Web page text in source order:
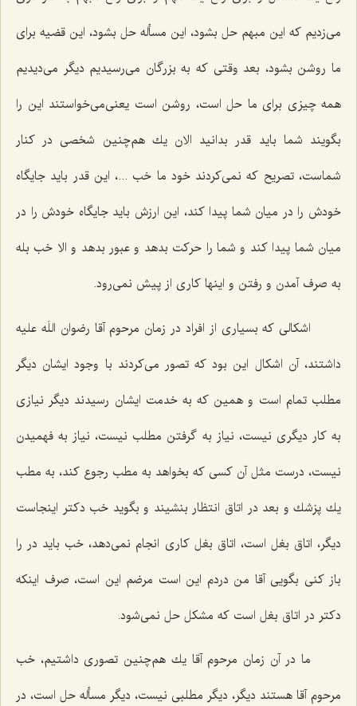
می‌زدیم كه این مبهم حل بشود، این مسأله حل بشود، این قضیه برای
ما روشن بشود، بعد وقتی كه به بزرگان می‌رسیدیم دیگر می‌دیدیم
همه چیزی برای ما حل است، روشن است یعنی‌می‌خواستند این را
بگویند شما باید قدر بدانید الان یك هم‌چنین شخصی در كنار
شماست، تصریح كه نمی‌كردند خود ما خب ...، این قدر باید جایگاه
خودش را در میان شما پیدا كند، این ارزش باید جایگاه خودش را در
میان شما پیدا كند و شما را حركت بدهد و عبور بدهد و الا خب بله
به صرف آمدن و رفتن و اینها كاری از پیش نمی‌رود.
اشكالی كه بسیاری از افراد در زمان مرحوم آقا رضوان اللَه علیه
داشتند، آن اشكال این بود كه تصور می‌كردند با وجود ایشان دیگر
مطلب تمام است و همین كه به خدمت ایشان رسیدند دیگر نیازی
به كار دیگری نیست، نیاز به گرفتن مطلب نیست، نیاز به فهمیدن
نیست، درست مثل آن كسی كه بخواهد به مطب رجوع كند، به مطب
یك پزشك و بعد در اتاق انتظار بنشیند و بگوید خب دكتر اینجاست
دیگر، اتاق بغل است، اتاق بغل كاری انجام نمی‌دهد، خب باید در را
باز كنی بگویی آقا من دردم این است مرضم این است، صرف اینكه
دكتر در اتاق بغل است كه مشكل حل نمی‌شود.
ما در آن زمان مرحوم آقا یك هم‌چنین تصوری داشتیم، خب
مرحوم آقا هستند دیگر، دیگر مطلبی نیست، دیگر مسأله حل است، در